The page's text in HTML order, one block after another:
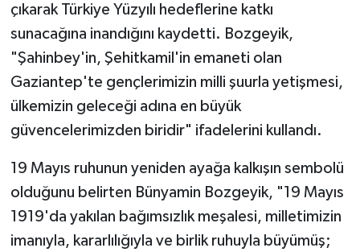
çıkarak Türkiye Yüzyılı hedeflerine katkı
sunacağına inandığını kaydetti. Bozgeyik,
"Şahinbey'in, Şehitkamil'in emaneti olan
Gaziantep'te gençlerimizin milli şuurla yetişmesi,
ülkemizin geleceği adına en büyük
güvencelerimizden biridir" ifadelerini kullandı.
19 Mayıs ruhunun yeniden ayağa kalkışın sembolü
olduğunu belirten Bünyamin Bozgeyik, "19 Mayıs
1919'da yakılan bağımsızlık meşalesi, milletimizin
imanıyla, kararlılığıyla ve birlik ruhuyla büyümüş;